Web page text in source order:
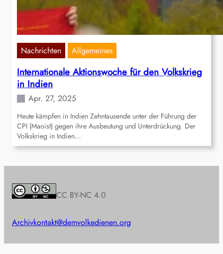
Nachrichten Allgemeines
Internationale Aktionswoche für den Volkskrieg
in Indien
Apr. 27, 2025
Heute kämpfen in Indien Zehntausende unter der Führung der
CPI (Maoist) gegen ihre Ausbeutung und Unterdrückung. Der
Volkskrieg in Indien…
CC BY-NC 4.0
Archivkontakt@demvolkedienen.org